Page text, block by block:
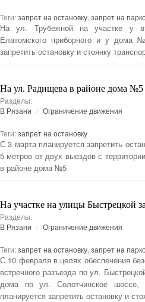
Теги:запрет на остановку, запрет на
На ул. Трубежной на участке у
Елатомского приборного и у дома
запретить остановку и стоянку
На ул. Радищева в районе дома №5
Разделы:
В Рязани
Ограничение движения
Теги:запрет на остановку
С 3 марта планируется запретить
5 метров от двух выездов с
в районе дома №5
На участке на улицы Быстрецкой
Разделы:
В Рязани
Ограничение движения
Теги:запрет на остановку, запрет на
С 10 февраля в целях обеспечения
встречного разъезда по ул.
дома по ул. Солотчинское
планируется запретить остановку и